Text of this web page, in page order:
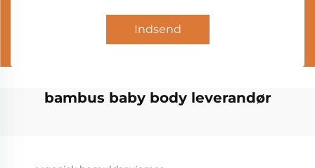
Indsend
bambus baby body leverandør